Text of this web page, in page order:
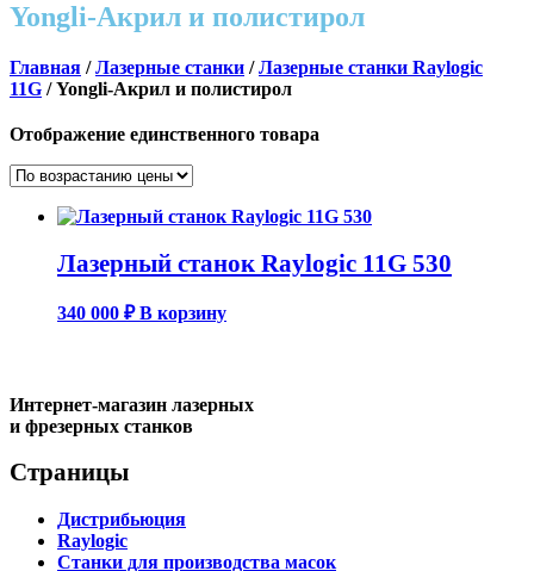
Yongli-Акрил и полистирол
Главная /Лазерные станки /Лазерные станки Raylogic
11G / Yongli-Акрил и полистирол
Отображение единственного товара
Лазерный станок Raylogic 11G 530
340 000 ₽ В корзину
Интернет-магазин лазерных
и фрезерных станков
Страницы
Дистрибьюция
Raylogic
Станки для производства масок